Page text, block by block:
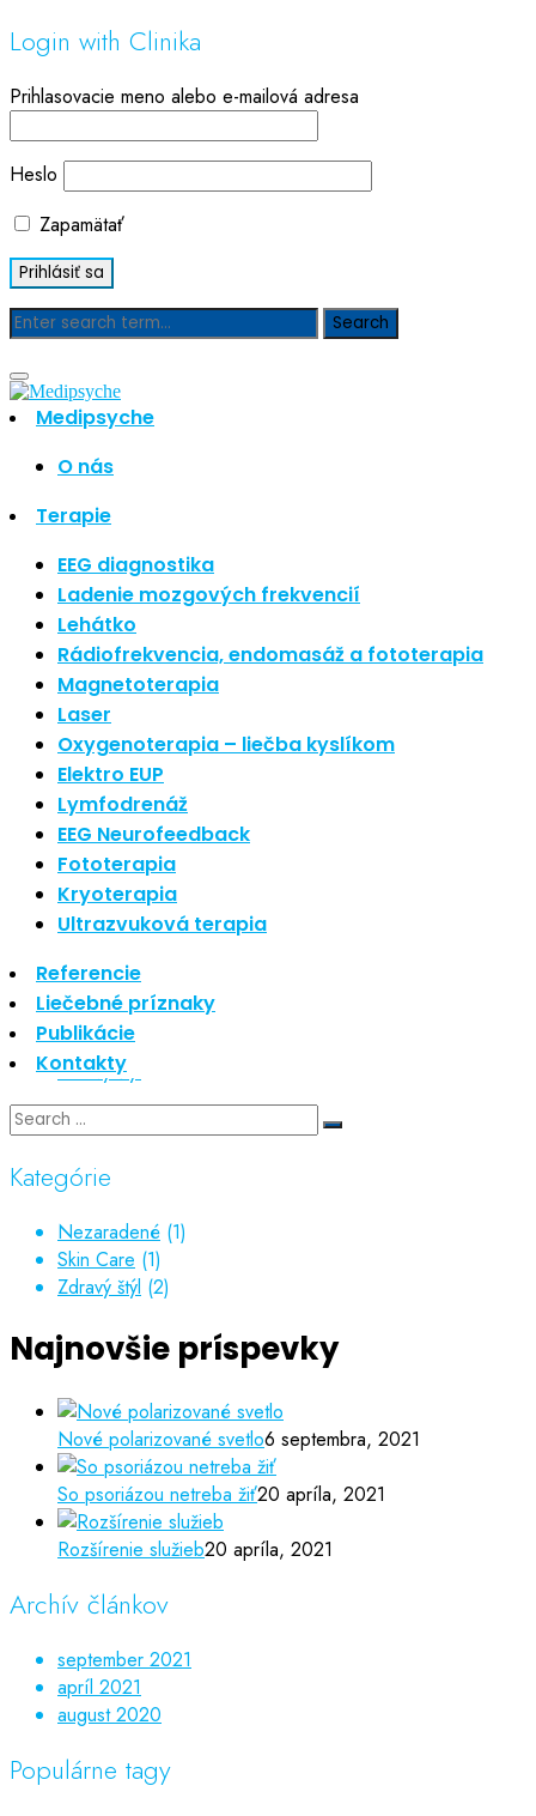
Login with Clinika
Prihlasovacie meno alebo e-mailová adresa
Heslo
Zapamätať
Medipsyche
O nás
Terapie
EEG diagnostika
Ladenie mozgových frekvencií
Lehátko
Rádiofrekvencia, endomasáž a fototerapia
Magnetoterapia
Laser
Oxygenoterapia – liečba kyslíkom
Elektro EUP
Lymfodrenáž
EEG Neurofeedback
Fototerapia
Kryoterapia
Ultrazvuková terapia
Referencie
Liečebné príznaky
Publikácie
Kontakty
Blog
Hľadať
Najnovšie články
Nové polarizované svetlo
So psoriázou netreba žiť
Rozšírenie služieb
Hudba a vývoj mozgu
Najnovšie komentáre
Žiadne komentáre na zobrazenie.
Archív
september 2021
apríl 2021
august 2020
Kategórie
Nezaradené
Skin Care
Zdravý štýl
Kategórie
Nezaradené (1)
Skin Care (1)
Zdravý štýl (2)
Najnovšie príspevky
Nové polarizované svetlo6 septembra, 2021
So psoriázou netreba žiť20 apríla, 2021
Rozšírenie služieb20 apríla, 2021
Archív článkov
september 2021
apríl 2021
august 2020
Populárne tagy